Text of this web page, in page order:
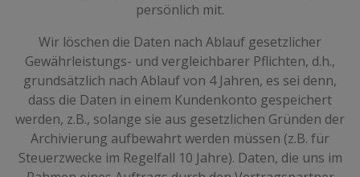
persönlich mit.
Wir löschen die Daten nach Ablauf gesetzlicher
Gewährleistungs- und vergleichbarer Pflichten, d.h.,
grundsätzlich nach Ablauf von 4 Jahren, es sei denn,
dass die Daten in einem Kundenkonto gespeichert
werden, z.B., solange sie aus gesetzlichen Gründen der
Archivierung aufbewahrt werden müssen (z.B. für
Steuerzwecke im Regelfall 10 Jahre). Daten, die uns im